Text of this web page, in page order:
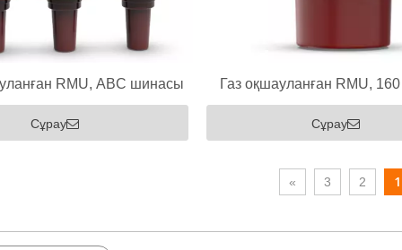
Газ оқшауланған RMU, 160
төлке, 12кВ 250А
Сұрау
RMU, ABC шинасы
төлке, 12кВ 630А
Сұрау
1
2
3
»